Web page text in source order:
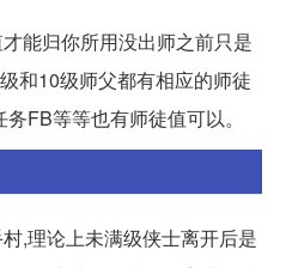
能归你所用没出师之前只是
和10级师父都有相应的师徒
FB等等也有师徒值可以。
,理论上未满级侠士离开后是